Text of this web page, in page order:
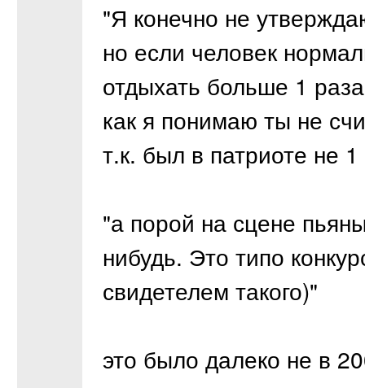
"Я конечно не
но если человек
отдыхать больше 1
как я понимаю ты не
т.к. был в патриоте не 1
"а порой на сцене
нибудь. Это типо
свидетелем такого)"
это было далеко не в